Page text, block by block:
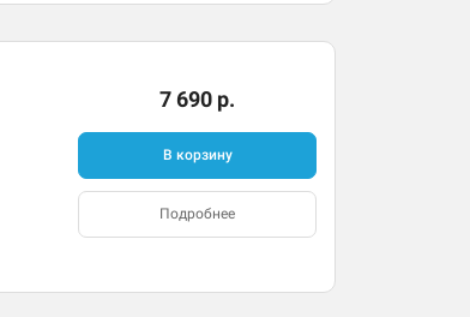
7 690 р.
В корзину
Подробнее